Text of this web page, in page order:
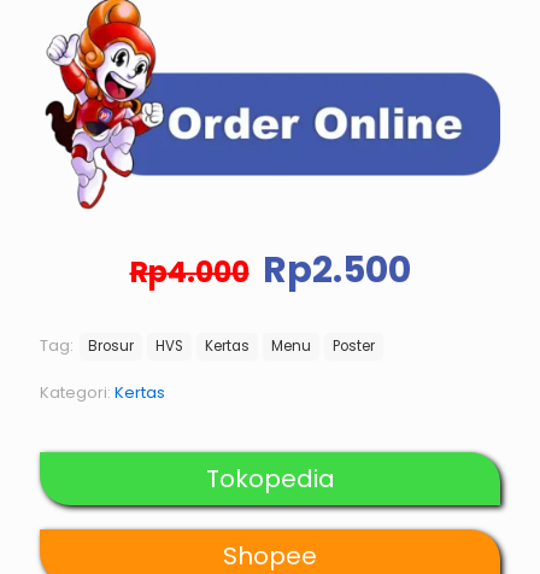
Rp4.000 Harga
aslinya
Rp4.000.
Rp2.500Harga
saat
Tag: Brosur HVS Kertas Menu Poster
Kategori: Kertas
Tokopedia
Shopee